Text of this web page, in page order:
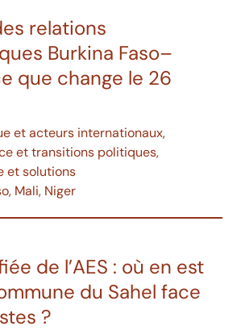
relations
Burkina Faso–
que change le 26
et acteurs internationaux,
et transitions politiques,
et solutions
, Mali, Niger
de l’AES : où en est
du Sahel face
?